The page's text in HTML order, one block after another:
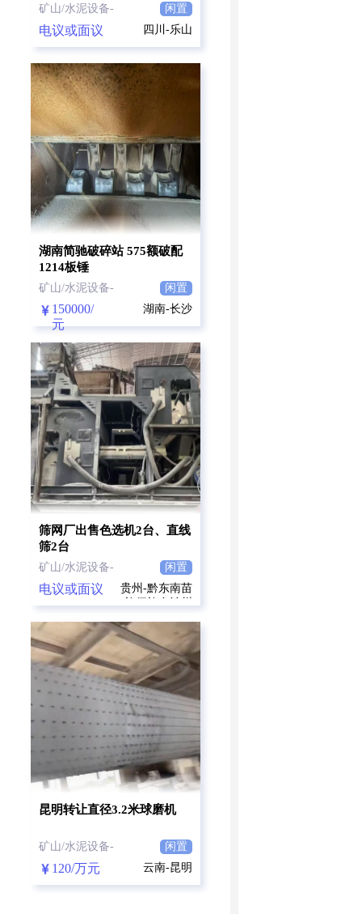
矿山/水泥设备- 闲置
电议或面议 四川-乐山
湖南简驰破碎站 575额破配
1214板锤
矿山/水泥设备- 闲置
150000/
元
湖南-长沙
筛网厂出售色选机2台、直线
筛2台
矿山/水泥设备- 闲置
电议或面议
贵州-黔东南苗
族侗族自治州
昆明转让直径3.2米球磨机
矿山/水泥设备- 闲置
120/万元 云南-昆明